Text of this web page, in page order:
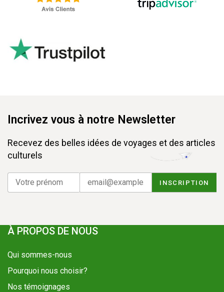
Incrivez vous à notre Newsletter
Recevez des belles idées de voyages et des articles
culturels
À PROPOS DE NOUS
Qui sommes-nous
Pourquoi nous choisir?
Nos témoignages